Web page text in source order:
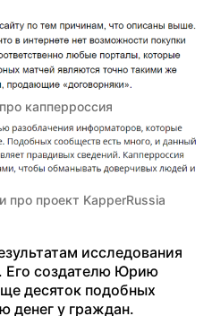
капперроссия
про проект KapperRussia
исследования
Его создателю Юрию
десяток подобных
денег у граждан.